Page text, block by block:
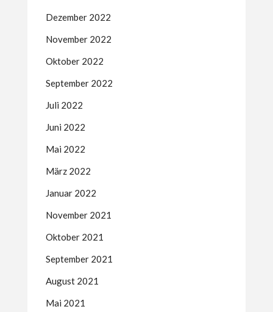
Dezember 2022
November 2022
Oktober 2022
September 2022
Juli 2022
Juni 2022
Mai 2022
März 2022
Januar 2022
November 2021
Oktober 2021
September 2021
August 2021
Mai 2021